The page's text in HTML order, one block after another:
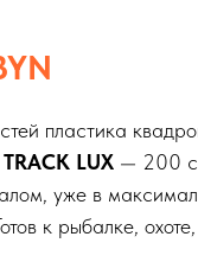
пластика
LUX — 200
уже в
к рыбалке,